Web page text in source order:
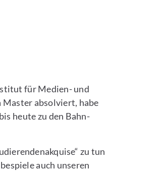
für Medien- und
Master absolviert, habe
heute zu den Bahn-
zu tun
auch unseren